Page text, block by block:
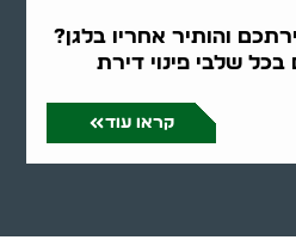
והותיר אחריו בלגן?
שלבי פינוי דירת
קראו עוד